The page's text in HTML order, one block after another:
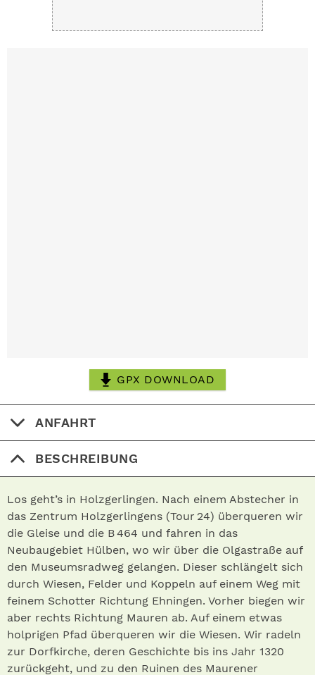
GPX DOWNLOAD
ANFAHRT
BESCHREIBUNG
Los geht’s in Holzgerlingen. Nach einem Abstecher in
das Zent­rum Holzgerlingens (Tour 24) überqueren wir
die Gleise und die B 464 und fahren in das
Neubaugebiet Hülben, wo wir über die Olgastraße auf
den Museumsradweg gelangen. Dieser schlängelt sich
durch Wiesen, Felder und Koppeln auf einem Weg mit
feinem Schotter Richtung Ehningen. Vorher biegen wir
aber rechts Richtung Mauren ab. Auf einem etwas
holprigen Pfad überqueren wir die Wiesen. Wir radeln
zur Dorfkirche, deren Geschichte bis ins Jahr 1320
zurückgeht, und zu den Ruinen des Maurener